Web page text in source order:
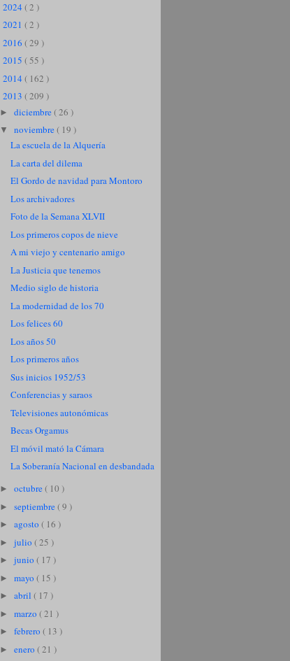
2024 ( 2 )
2021 ( 2 )
2016 ( 29 )
2015 ( 55 )
2014 ( 162 )
2013 ( 209 )
► diciembre( 26 )
▼ noviembre( 19 )
La escuela de la Alquería
La carta del dilema
El Gordo de navidad para Montoro
Los archivadores
Foto de la Semana XLVII
Los primeros copos de nieve
A mi viejo y centenario amigo
La Justicia que tenemos
Medio siglo de historia
La modernidad de los 70
Los felices 60
Los años 50
Los primeros años
Sus inicios 1952/53
Conferencias y saraos
Televisiones autonómicas
Becas Orgamus
El móvil mató la Cámara
La Soberanía Nacional en desbandada
► octubre( 10 )
► septiembre( 9 )
► agosto ( 16 )
► julio ( 25 )
► junio ( 17 )
► mayo ( 15 )
► abril ( 17 )
► marzo ( 21 )
► febrero ( 13 )
► enero ( 21 )